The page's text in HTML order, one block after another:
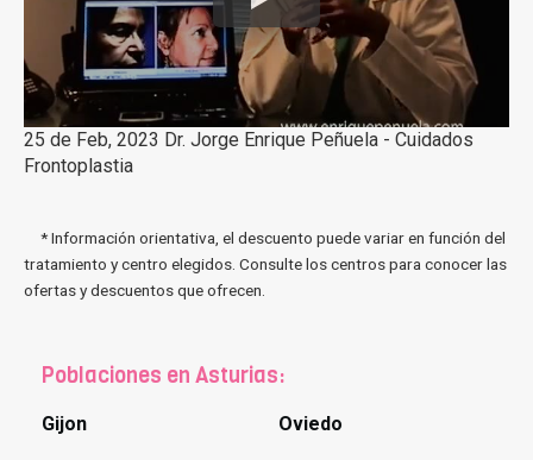
25 de Feb, 2023 Dr. Jorge Enrique Peñuela - Cuidados
Frontoplastia
* Información orientativa, el descuento puede variar en función del
tratamiento y centro elegidos. Consulte los centros para conocer las
ofertas y descuentos que ofrecen.
Poblaciones en Asturias:
Gijon Oviedo